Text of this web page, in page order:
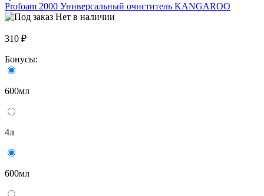
Profoam 2000 Универсальный очиститель KANGAROO
Нет в наличии
310 ₽
Бонусы:
600мл
4л
600мл